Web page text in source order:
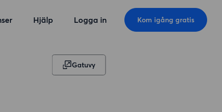
Hjälp Logga in Kom igång gratis
Gatuvy